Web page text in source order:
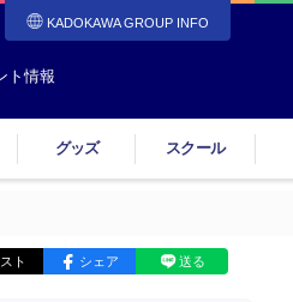
KADOKAWA GROUP INFO
ト情報
グッズ スクール
ト シェア 送る